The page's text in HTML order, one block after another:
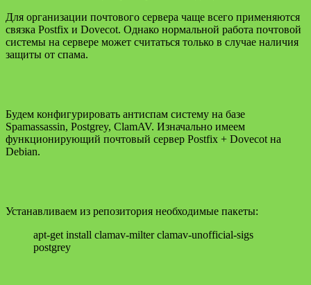
Для организации почтового сервера чаще всего применяются
связка Postfix и Dovecot. Однако нормальной работа почтовой
системы на сервере может считаться только в случае наличия
защиты от спама.
Будем конфигурировать антиспам систему на базе
Spamassassin, Postgrey, ClamAV. Изначально имеем
функционирующий почтовый сервер Postfix + Dovecot на
Debian.
Устанавливаем из репозитория необходимые пакеты:
apt-get install clamav-milter clamav-unofficial-sigs
postgrey